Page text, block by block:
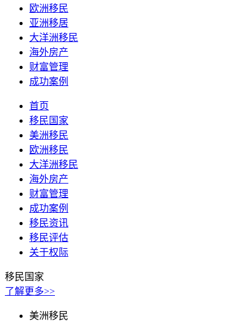
欧洲移民
亚洲移居
大洋洲移民
海外房产
财富管理
成功案例
首页
移民国家
美洲移民
欧洲移民
大洋洲移民
海外房产
财富管理
成功案例
移民资讯
移民评估
关于权际
移民国家
了解更多>>
美洲移民